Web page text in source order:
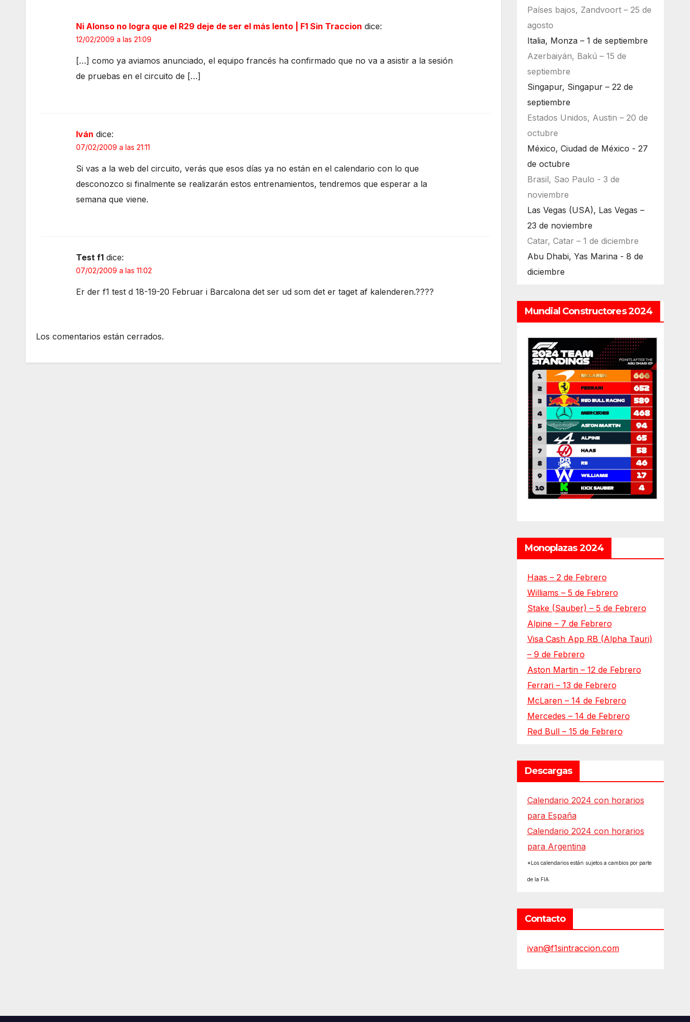
Ni Alonso no logra que el R29 deje de ser el más lento | F1 Sin Traccion dice:
12/02/2009 a las 21:09
[…] como ya aviamos anunciado, el equipo francés ha confirmado que no va a asistir a la sesión
de pruebas en el circuito de […]
Iván dice:
07/02/2009 a las 21:11
Si vas a la web del circuito, verás que esos días ya no están en el calendario con lo que
desconozco si finalmente se realizarán estos entrenamientos, tendremos que esperar a la
semana que viene.
Test f1 dice:
07/02/2009 a las 11:02
Er der f1 test d 18-19-20 Februar i Barcalona det ser ud som det er taget af kalenderen.????
Los comentarios están cerrados.
Países bajos, Zandvoort – 25 de
agosto
Italia, Monza – 1 de septiembre
Azerbaiyán, Bakú – 15 de
septiembre
Singapur, Singapur – 22 de
septiembre
Estados Unidos, Austin – 20 de
octubre
México, Ciudad de México - 27
de octubre
Brasil, Sao Paulo - 3 de
noviembre
Las Vegas (USA), Las Vegas –
23 de noviembre
Catar, Catar – 1 de diciembre
Abu Dhabi, Yas Marina - 8 de
diciembre
Mundial Constructores 2024
Monoplazas 2024
Haas – 2 de Febrero
Williams – 5 de Febrero
Stake (Sauber) – 5 de Febrero
Alpine – 7 de Febrero
Visa Cash App RB (Alpha Tauri)
– 9 de Febrero
Aston Martin – 12 de Febrero
Ferrari – 13 de Febrero
McLaren – 14 de Febrero
Mercedes – 14 de Febrero
Red Bull – 15 de Febrero
Descargas
Calendario 2024 con horarios
para España
Calendario 2024 con horarios
para Argentina
*Los calendarios están sujetos a cambios por parte
de la FIA.
Contacto
ivan@f1sintraccion.com